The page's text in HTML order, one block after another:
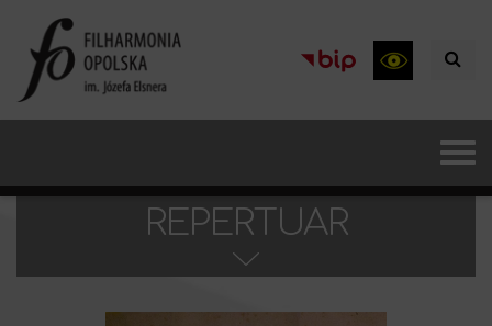
REPERTUAR